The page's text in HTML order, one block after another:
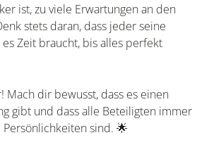
ist, zu viele Erwartungen an den
stets daran, dass jeder seine
Zeit braucht, bis alles perfekt
Mach dir bewusst, dass es einen
gibt und dass alle Beteiligten immer
sind. 🌟